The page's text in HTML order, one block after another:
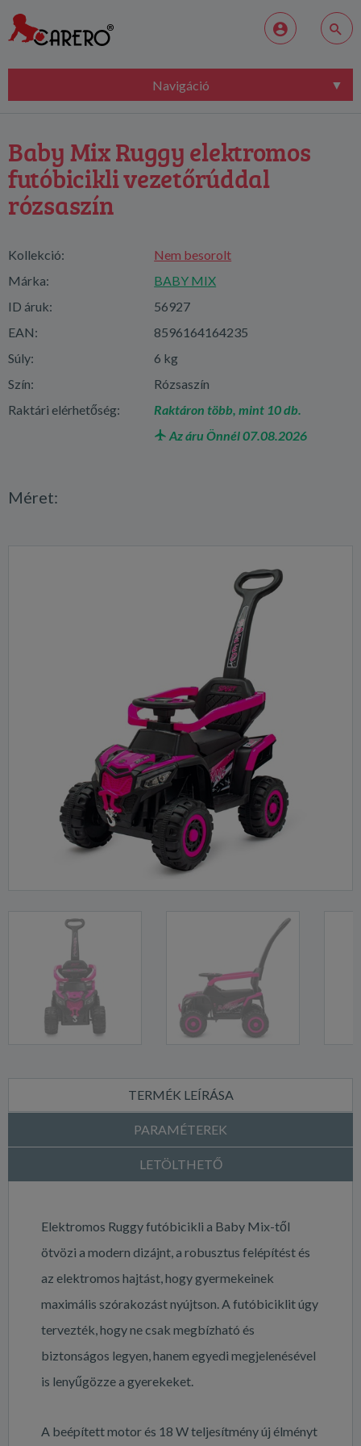
Navigáció
Baby Mix Ruggy elektromos
futóbicikli vezetőrúddal
rózsaszín
Kollekció:
Nem besorolt
Márka:
BABY MIX
ID áruk:
56927
EAN:
8596164164235
Súly:
6 kg
Szín:
Rózsaszín
Raktári elérhetőség:
Raktáron több, mint 10 db.
Az áru Önnél 07.08.2026
Méret:
TERMÉK LEÍRÁSA
PARAMÉTEREK
LETÖLTHETŐ
Elektromos Ruggy futóbicikli a Baby Mix-től
ötvözi a modern dizájnt, a robusztus felépítést és
az elektromos hajtást, hogy gyermekeinek
maximális szórakozást nyújtson. A futóbiciklit úgy
tervezték, hogy ne csak megbízható és
biztonságos legyen, hanem egyedi megjelenésével
is lenyűgözze a gyerekeket.
A beépített motor és 18 W teljesítmény új élményt